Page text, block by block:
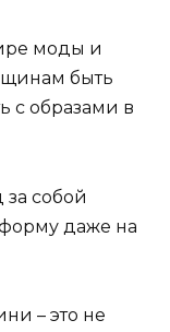
моды и
быть
с образами в
собой
форму даже на
– это не